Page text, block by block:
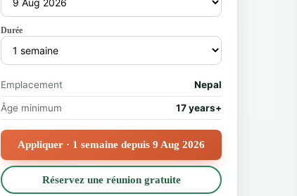
Durée
Emplacement Nepal
Âge minimum 17 years+
Appliquer · 1 semaine depuis 9 Aug 2026
Réservez une réunion gratuite